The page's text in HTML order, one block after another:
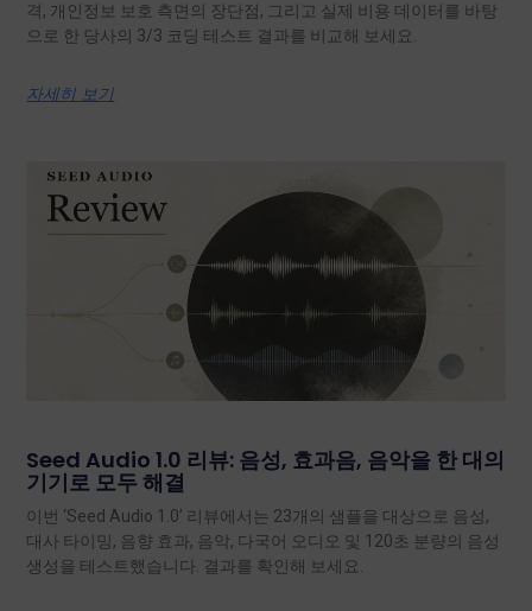
격, 개인정보 보호 측면의 장단점, 그리고 실제 비용 데이터를 바탕
으로 한 당사의 3/3 코딩 테스트 결과를 비교해 보세요.
자세히 보기
Seed Audio 1.0 리뷰: 음성, 효과음, 음악을 한 대의
기기로 모두 해결
이번 ‘Seed Audio 1.0’ 리뷰에서는 23개의 샘플을 대상으로 음성,
대사 타이밍, 음향 효과, 음악, 다국어 오디오 및 120초 분량의 음성
생성을 테스트했습니다. 결과를 확인해 보세요.